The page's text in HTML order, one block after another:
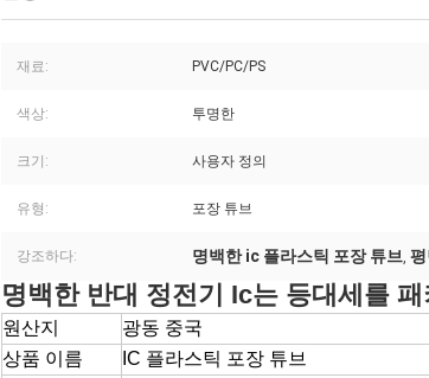
재료: PVC/PC/PS
색상: 투명한
크기: 사용자 정의
유형: 포장 튜브
강조하다: 명백한 ic 플라스틱 포장 튜브,
명백한 반대 정전기 Ic는 등대세를
원산지
광동 중국
상품 이름
IC 플라스틱 포장 튜브